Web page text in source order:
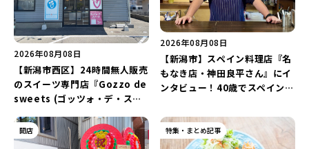
2026年08月08日
【新潟市西区】24時間無人販売
のスイーツ専門店『Gozzo de
sweets (ゴッツォ・デ・スイ
店…。一部商品は姉妹店で販売
継続！
2026年08月08日
【新潟市】スペイン料理店『名
もなき店・神田良平さん』にイ
ンタビュー！40歳でスペインへ
で届ける♪
開店 特集・まとめ記事